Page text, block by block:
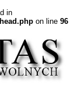
in
on line 96